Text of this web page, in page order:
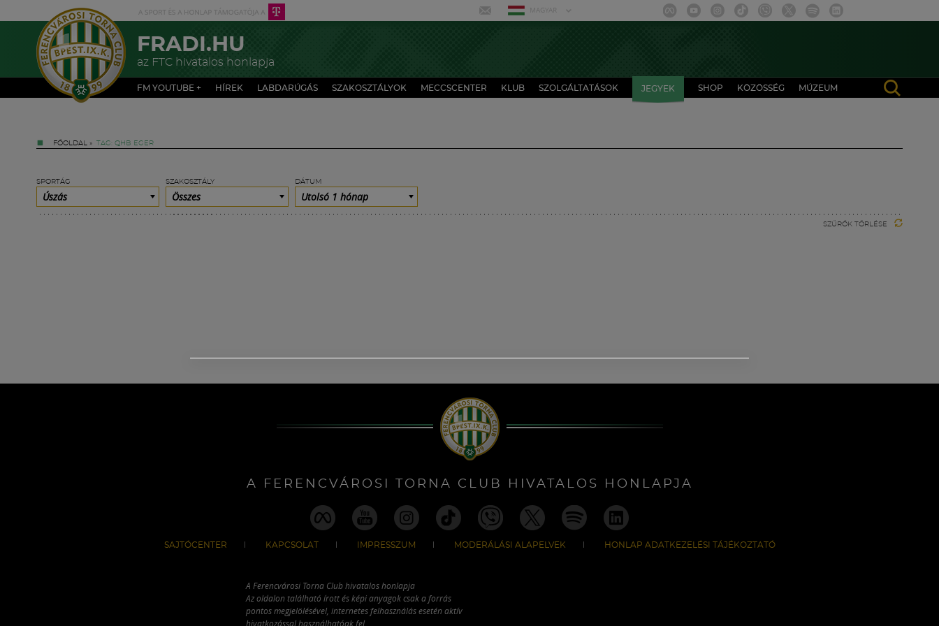
MAGYAR
FRADI.HU
az FTC hivatalos honlapja
FM YOUTUBE + HÍREK LABDARÚGÁS SZAKOSZTÁLYOK MECCSCENTER KLUB SZOLGÁLTATÁSOK JEGYEK SHOP KÖZÖSSÉG MÚZEUM
FŐOLDAL » TAG: QHB EGER
SPORTÁG
Úszás
SZAKOSZTÁLY
Összes
DÁTUM
Utolsó 1 hónap
SZŰRŐK TÖRLÉSE
A FERENCVÁROSI TORNA CLUB HIVATALOS HONLAPJA
SAJTÓCENTER KAPCSOLAT IMPRESSZUM MODERÁLÁSI ALAPELVEK HONLAP ADATKEZELÉSI TÁJÉKOZTATÓ
A Ferencvárosi Torna Club hivatalos honlapja
Az oldalon található írott és képi anyagok csak a forrás
pontos megjelölésével, internetes felhasználás esetén aktív
hivatkozással használhatóak fel.